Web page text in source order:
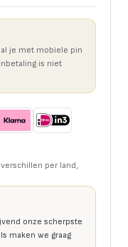
je met mobiele pin
is niet
per land,
onze scherpste
maken we graag